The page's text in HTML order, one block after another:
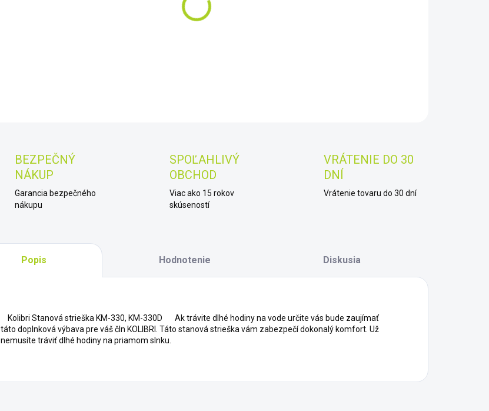
11.8.2026
BEZPEČNÝ
NÁKUP
Garancia bezpečného
nákupu
SPOĽAHLIVÝ
OBCHOD
Viac ako 15 rokov
skúseností
VRÁTENIE DO 30
DNÍ
Vrátenie tovaru do 30 dní
Popis Hodnotenie Diskusia
Kolibri Stanová strieška KM-330, KM-330D Ak trávite dlhé hodiny na vode určite vás bude zaujímať
táto doplnková výbava pre váš čln KOLIBRI. Táto stanová strieška vám zabezpečí dokonalý komfort. Už
nemusíte tráviť dlhé hodiny na priamom slnku.